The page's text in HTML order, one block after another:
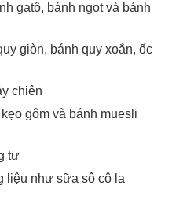
gatô, bánh ngọt và bánh
giòn, bánh quy xoắn, ốc
chiên
gôm và bánh muesli
tự
liệu như sữa sô cô la